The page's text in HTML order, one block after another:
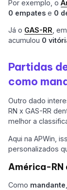
Por exemplo, o
0 empates e 0
Já o GAS-RR , em
acumulou 0
Partidas
como
Outro dado
RN x GAS-RR
melhor a
Aqui na APWin,
personalizados
América-RN
Como mandante